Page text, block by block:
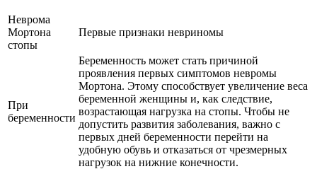
Неврома
Мортона
стопы
Первые признаки невриномы
При
беременности
Беременность может стать причиной
проявления первых симптомов невромы
Мортона. Этому способствует увеличение веса
беременной женщины и, как следствие,
возрастающая нагрузка на стопы. Чтобы не
допустить развития заболевания, важно с
первых дней беременности перейти на
удобную обувь и отказаться от чрезмерных
нагрузок на нижние конечности.